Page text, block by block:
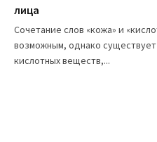
лица
Сочетание слов «кожа» и
возможным, однако
кислотных веществ,...